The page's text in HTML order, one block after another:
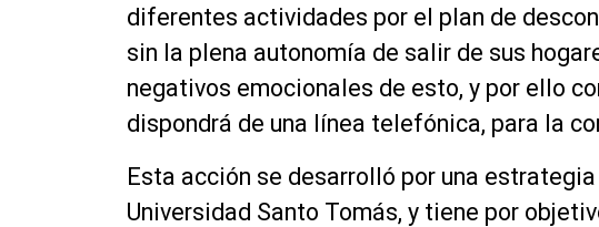
diferentes actividades por el plan de
sin la plena autonomía de salir de sus
negativos emocionales de esto, y por ello
dispondrá de una línea telefónica, para la
Esta acción se desarrolló por una
Universidad Santo Tomás, y tiene por